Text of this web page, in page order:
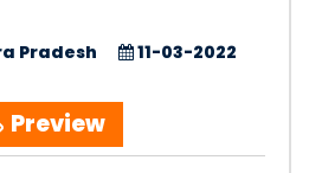
Pradesh
11-03-2022
Preview